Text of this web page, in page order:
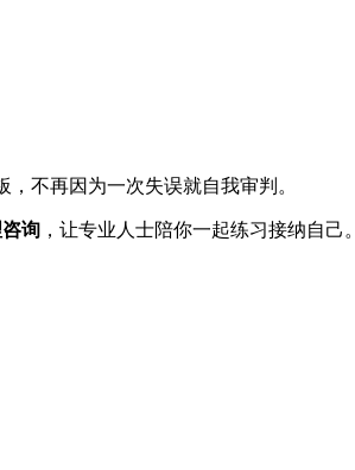
不再因为一次失误就自我审判。
询 ，让专业人士陪你一起练习接纳自己。